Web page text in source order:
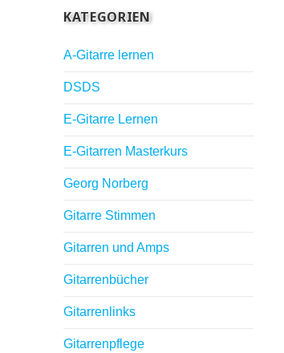
KATEGORIEN
A-Gitarre lernen
DSDS
E-Gitarre Lernen
E-Gitarren Masterkurs
Georg Norberg
Gitarre Stimmen
Gitarren und Amps
Gitarrenbücher
Gitarrenlinks
Gitarrenpflege